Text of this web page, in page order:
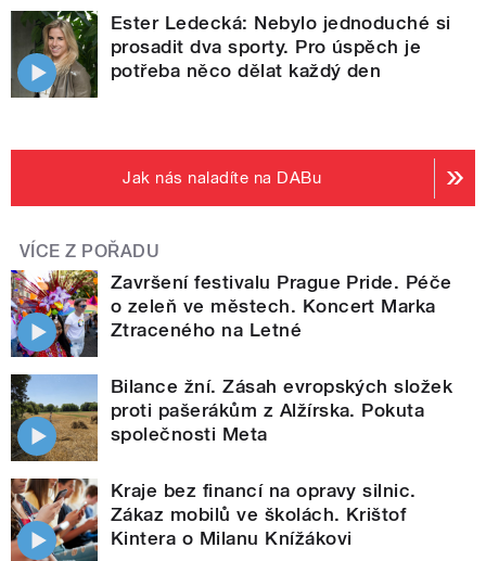
Ester Ledecká: Nebylo jednoduché si
prosadit dva sporty. Pro úspěch je
potřeba něco dělat každý den
Jak nás naladíte na DABu
VÍCE Z POŘADU
Završení festivalu Prague Pride. Péče
o zeleň ve městech. Koncert Marka
Ztraceného na Letné
Bilance žní. Zásah evropských složek
proti pašerákům z Alžírska. Pokuta
společnosti Meta
Kraje bez financí na opravy silnic.
Zákaz mobilů ve školách. Krištof
Kintera o Milanu Knížákovi